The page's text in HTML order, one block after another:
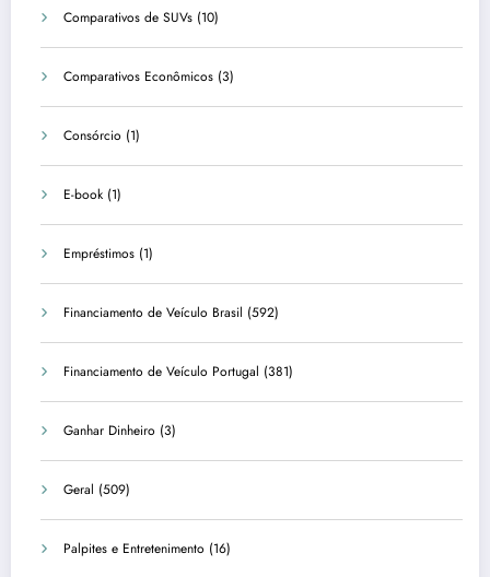
Comparativos de SUVs (10)
Comparativos Econômicos (3)
Consórcio (1)
E-book (1)
Empréstimos (1)
Financiamento de Veículo Brasil (592)
Financiamento de Veículo Portugal (381)
Ganhar Dinheiro (3)
Geral (509)
Palpites e Entretenimento (16)